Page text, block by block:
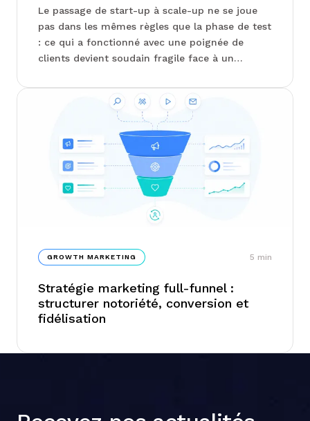
Le passage de start-up à scale-up ne se joue
pas dans les mêmes règles que la phase de test
: ce qui a fonctionné avec une poignée de
clients devient soudain fragile face à un
structuration d'équipe, arbitrage entre
acquisition et fidélisation : les leviers à
actionner ne sont pas ceux qu'on croit, et
l'équipe Junto détaille les pièges les plus
fréquents à ce stade...
GROWTH MARKETING 5 min
Stratégie marketing full-funnel :
structurer notoriété, conversion et
fidélisation